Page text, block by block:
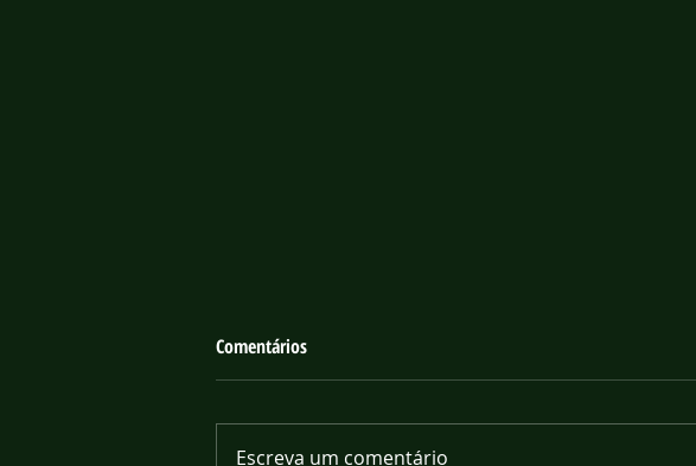
Comentários
Escreva um comentário